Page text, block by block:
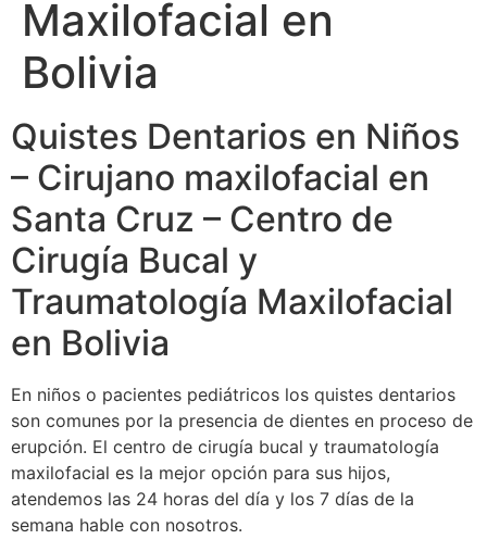
Maxilofacial en
Bolivia
Quistes Dentarios en Niños
– Cirujano maxilofacial en
Santa Cruz – Centro de
Cirugía Bucal y
Traumatología Maxilofacial
en Bolivia
En niños o pacientes pediátricos los quistes dentarios
son comunes por la presencia de dientes en proceso de
erupción. El centro de cirugía bucal y traumatología
maxilofacial es la mejor opción para sus hijos,
atendemos las 24 horas del día y los 7 días de la
semana hable con nosotros.